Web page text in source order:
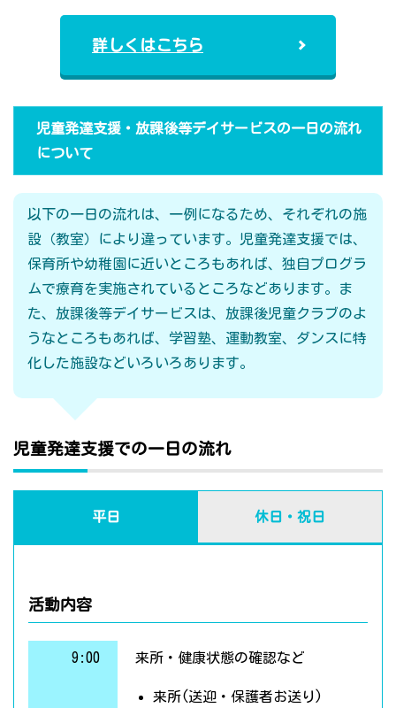
詳しくはこちら
児童発達支援・放課後等デイサービスの一日の流れ
について
以下の一日の流れは、一例になるため、それぞれの施
設（教室）により違っています。児童発達支援では、
保育所や幼稚園に近いところもあれば、独自プログラ
ムで療育を実施されているところなどあります。ま
た、放課後等デイサービスは、放課後児童クラブのよ
うなところもあれば、学習塾、運動教室、ダンスに特
化した施設などいろいろあります。
児童発達支援での一日の流れ
平日 休日・祝日
活動内容
9:00 来所・健康状態の確認など
来所(送迎・保護者お送り)